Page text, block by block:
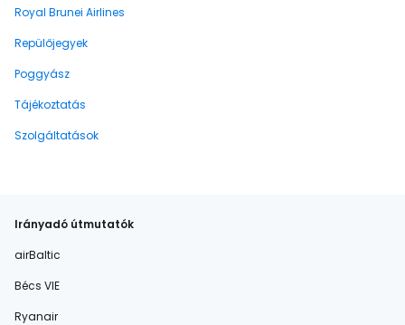
Royal Brunei Airlines
Repülőjegyek
Poggyász
Tájékoztatás
Szolgáltatások
Irányadó útmutatók
airBaltic
Bécs VIE
Ryanair